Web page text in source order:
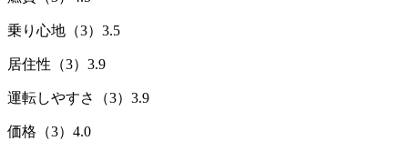
乗り心地（3） 3.5
居住性（3） 3.9
運転しやすさ（3） 3.9
価格（3） 4.0